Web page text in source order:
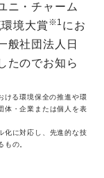
ニ・チャーム
境大賞 ※1 にお
般社団法人日
たのでお知ら
る環境保全の推進や環
体・企業または個人を表
に対応し、先進的な技
の。